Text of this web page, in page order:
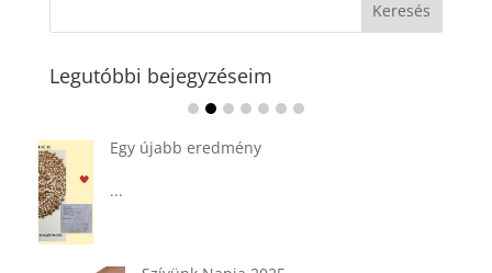
Legutóbbi bejegyzéseim
Ádvent 1. vasárnapja🌟